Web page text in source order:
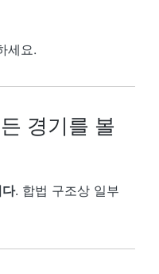
세요.
경기를 볼
. 합법 구조상 일부